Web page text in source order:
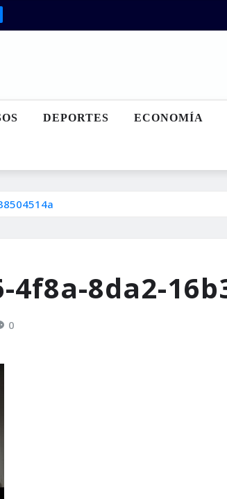
DEPORTES ECONOMÍA
4f8a-8da2-
0